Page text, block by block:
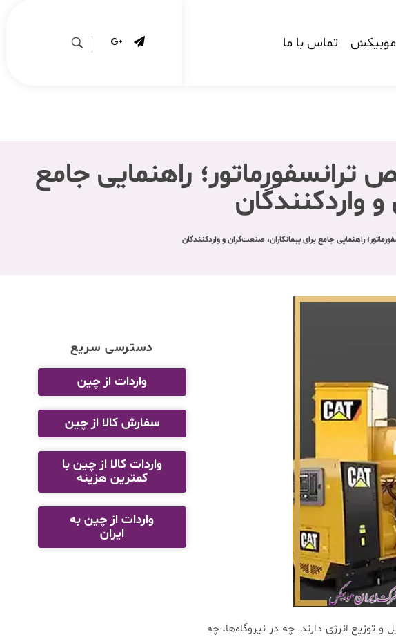
موبیکس تماس با ما
ترانسفورماتور؛ راهنمایی جامع
واردکنندگان
راهنمایی جامع برای پیمانکاران، صنعت‌گران و واردکنندگان
انرژی دارند. چه در نیروگاه‌ها، چه
دسترسی سریع
واردات از چین
سفارش کالا از چین
واردات کالا از چین با
کمترین هزینه
واردات از چین به
ایران